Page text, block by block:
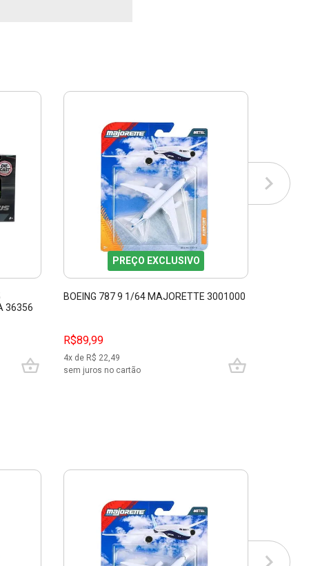
36356
PREÇO EXCLUSIVO
BOEING 787 9 1/64 MAJORETTE 3001000
R$89,99
4x de R$ 22,49
sem juros no cartão